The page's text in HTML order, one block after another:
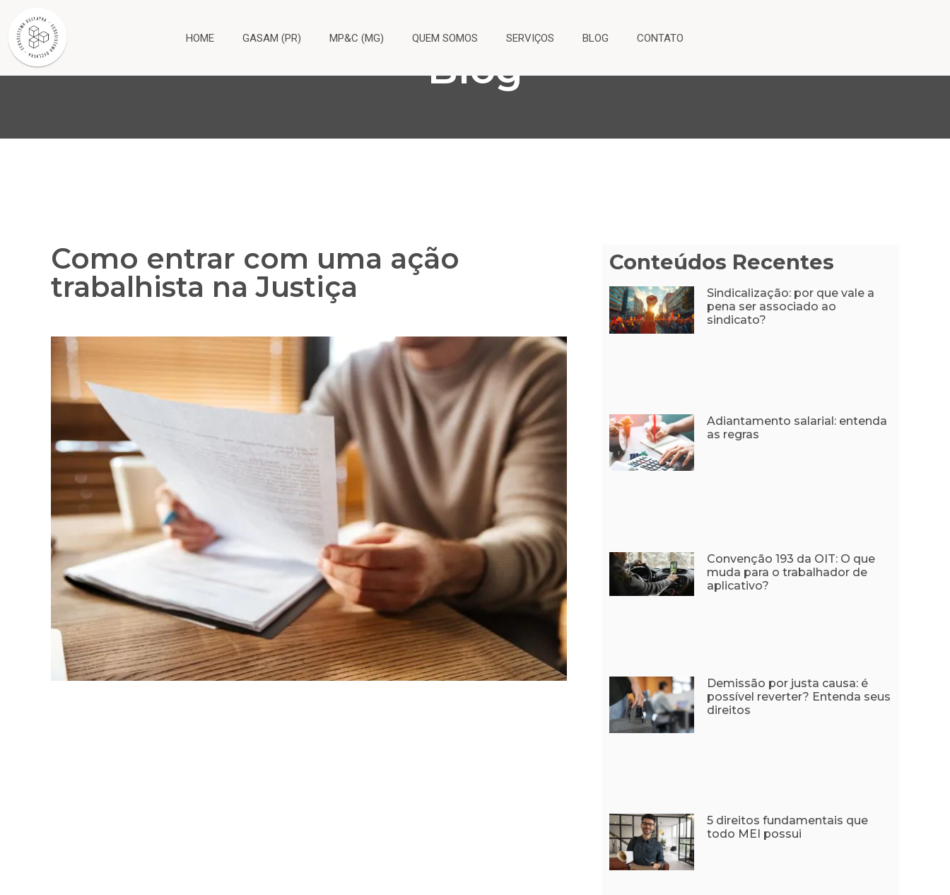
HOME GASAM (PR) MP&C (MG) QUEM SOMOS SERVIÇOS BLOG CONTATO
Blog
Como entrar com uma ação
trabalhista na Justiça
Conteúdos Recentes
Sindicalização: por que vale a
pena ser associado ao
sindicato?
Adiantamento salarial: entenda
as regras
Convenção 193 da OIT: O que
muda para o trabalhador de
aplicativo?
Demissão por justa causa: é
possível reverter? Entenda seus
direitos
5 direitos fundamentais que
todo MEI possui